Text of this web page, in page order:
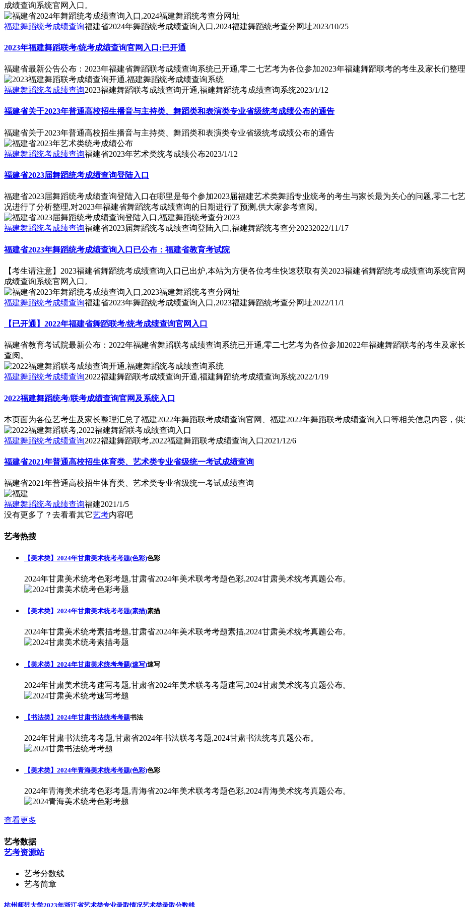
成绩查询系统官网入口。
福建舞蹈统考成绩查询福建省2024年舞蹈统考成绩查询入口,2024福建舞蹈统考查分网址2023/10/25
2023年福建舞蹈联考/统考成绩查询官网入口:已开通
福建省最新公告公布：2023年福建省舞蹈联考成绩查询系统已开通,零二七艺考为各位参加2023年福建舞蹈联考的考生及家长们整
福建舞蹈统考成绩查询2023福建舞蹈联考成绩查询开通,福建舞蹈统考成绩查询系统2023/1/12
福建省关于2023年普通高校招生播音与主持类、舞蹈类和表演类专业省级统考成绩公布的通告
福建省关于2023年普通高校招生播音与主持类、舞蹈类和表演类专业省级统考成绩公布的通告
福建舞蹈统考成绩查询福建省2023年艺术类统考成绩公布2023/1/12
福建省2023届舞蹈统考成绩查询登陆入口
福建省2023届舞蹈统考成绩查询登陆入口在哪里是每个参加2023届福建艺术类舞蹈专业统考的考生与家长最为关心的问题,零二
况进行了分析整理,对2023年福建省舞蹈统考成绩查询的日期进行了预测,供大家参考查阅。
福建舞蹈统考成绩查询福建省2023届舞蹈统考成绩查询登陆入口,福建舞蹈统考查分20232022/11/17
福建省2023年舞蹈统考成绩查询入口已公布：福建省教育考试院
【考生请注意】2023福建省舞蹈统考成绩查询入口已出炉,本站为方便各位考生快速获取有关2023福建省舞蹈统考成绩查询系统
成绩查询系统官网入口。
福建舞蹈统考成绩查询福建省2023年舞蹈统考成绩查询入口,2023福建舞蹈统考查分网址2022/11/1
【已开通】2022年福建省舞蹈联考/统考成绩查询官网入口
福建省教育考试院最新公布：2022年福建省舞蹈联考成绩查询系统已开通,零二七艺考为各位参加2022年福建舞蹈联考的考生及家
查阅。
福建舞蹈统考成绩查询2022福建舞蹈联考成绩查询开通,福建舞蹈统考成绩查询系统2022/1/19
2022福建舞蹈统考/联考成绩查询官网及系统入口
本页面为各位艺考生及家长整理汇总了福建2022年舞蹈联考成绩查询官网、福建2022年舞蹈联考成绩查询入口等相关信息内容，供
福建舞蹈统考成绩查询2022福建舞蹈联考,2022福建舞蹈联考成绩查询入口2021/12/6
福建省2021年普通高校招生体育类、艺术类专业省级统一考试成绩查询
福建省2021年普通高校招生体育类、艺术类专业省级统一考试成绩查询
福建舞蹈统考成绩查询福建2021/1/5
没有更多了？去看看其它艺考内容吧
艺考热搜
【美术类】2024年甘肃美术统考考题(色彩)色彩
2024年甘肃美术统考色彩考题,甘肃省2024年美术联考考题色彩,2024甘肃美术统考真题公布。
【美术类】2024年甘肃美术统考考题(素描)素描
2024年甘肃美术统考素描考题,甘肃省2024年美术联考考题素描,2024甘肃美术统考真题公布。
【美术类】2024年甘肃美术统考考题(速写)速写
2024年甘肃美术统考速写考题,甘肃省2024年美术联考考题速写,2024甘肃美术统考真题公布。
【书法类】2024年甘肃书法统考考题书法
2024年甘肃书法统考考题,甘肃省2024年书法联考考题,2024甘肃书法统考真题公布。
【美术类】2024年青海美术统考考题(色彩)色彩
2024年青海美术统考色彩考题,青海省2024年美术联考考题色彩,2024青海美术统考真题公布。
查看更多
艺考数据
艺考资源站
艺考分数线
艺考简章
杭州师范大学2023年浙江省艺术类专业录取情况艺术类录取分数线